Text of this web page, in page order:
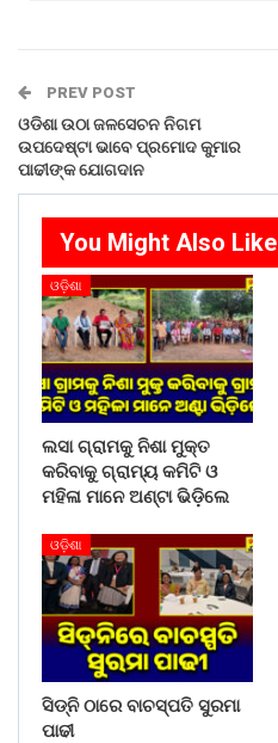
Share on:
WhatsApp
PREV POST
ଓଡିଶା ଉଠା ଜଳସେଚନ ନିଗମ
ଉପଦେଷ୍ଟା ଭାବେ ପ୍ରମୋଦ କୁମାର
ପାଢୀଙ୍କ ଯୋଗଦାନ
You Might Also Like
ଓଡ଼ିଶା
ଲସା ଗ୍ରାମକୁ ନିଶା ମୁକ୍ତ
କରିବାକୁ ଗ୍ରାମ୍ୟ କମିଟି ଓ
ମହିଳା ମାନେ ଅଣ୍ଟା ଭିଡ଼ିଲେ
ଓଡ଼ିଶା
ସିଡ୍‌ନି ଠାରେ ବାଚସ୍ପତି ସୁରମା
ପାଢୀ